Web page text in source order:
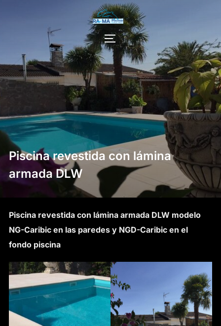
ALTERNAR LA BARRA LATERAL
Piscina revestida con lámina
armada DLW
Piscina revestida con lámina armada DLW modelo
NG-Caribic en las paredes y NGD-Caribic en el
fondo piscina